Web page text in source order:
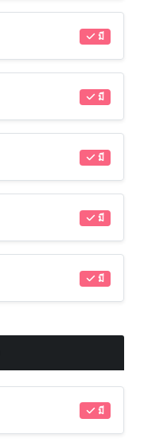
มี
มี
มี
มี
มี
มี